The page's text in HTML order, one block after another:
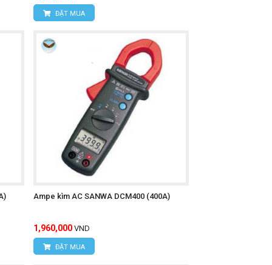
ĐẶT MUA
Ampe kìm AC SANWA DCM400 (400A)
1,960,000 VND
ĐẶT MUA